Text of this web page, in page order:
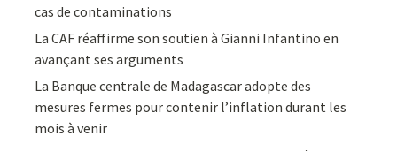
cas de contaminations
La CAF réaffirme son soutien à Gianni Infantino en
avançant ses arguments
La Banque centrale de Madagascar adopte des
mesures fermes pour contenir l’inflation durant les
mois à venir